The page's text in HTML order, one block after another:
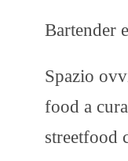
Bartender
Spazio
food a
streetfood